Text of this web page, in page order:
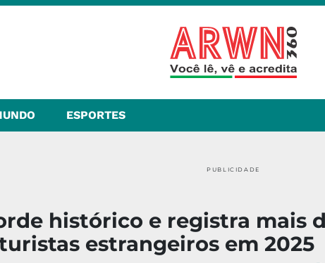
ESPORTES
PUBLICIDADE
histórico e registra mais
estrangeiros em 2025